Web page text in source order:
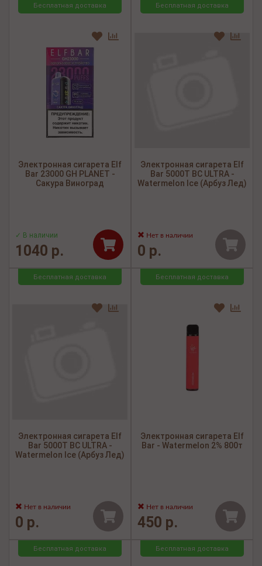
Бесплатная доставка
Электронная сигарета Elf
Bar 23000 GH PLANET -
Сакура Виноград
✓ В наличии
1040 р.
Бесплатная доставка
Электронная сигарета Elf
Bar 5000Т BC ULTRA -
Watermelon Ice (Арбуз Лед)
Нет в наличии
0 р.
Бесплатная доставка
Электронная сигарета Elf
Bar 5000Т BC ULTRA -
Watermelon Ice (Арбуз Лед)
Нет в наличии
0 р.
Бесплатная доставка
Электронная сигарета Elf
Bar - Watermelon 2% 800т
Нет в наличии
450 р.
Бесплатная доставка Бесплатная доставка